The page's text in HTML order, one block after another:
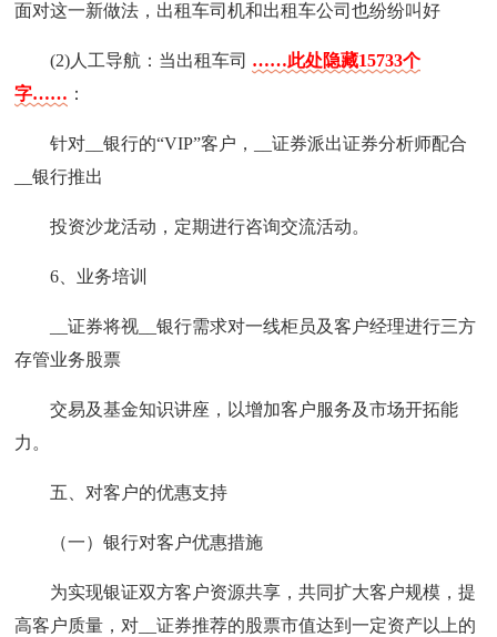
面对这一新做法，出租车司机和出租车公司也纷纷叫好
(2)人工导航：当出租车司 ……此处隐藏15733个
字…… ：
针对__银行的“VIP”客户，__证券派出证券分析师配合
__银行推出
投资沙龙活动，定期进行咨询交流活动。
6、业务培训
__证券将视__银行需求对一线柜员及客户经理进行三方
存管业务股票
交易及基金知识讲座，以增加客户服务及市场开拓能
力。
五、对客户的优惠支持
（一）银行对客户优惠措施
为实现银证双方客户资源共享，共同扩大客户规模，提
高客户质量，对__证券推荐的股票市值达到一定资产以上的